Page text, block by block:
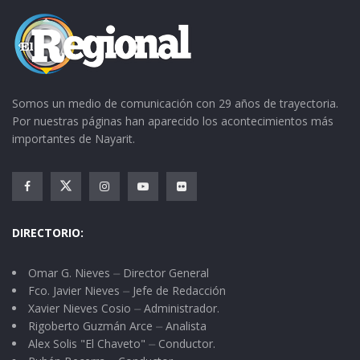
Somos un medio de comunicación con 29 años de trayectoria.
Por nuestras páginas han aparecido los acontecimientos más
importantes de Nayarit.
DIRECTORIO:
Omar G. Nieves ⏤ Director General
Fco. Javier Nieves ⏤ Jefe de Redacción
Xavier Nieves Cosio ⏤ Administrador.
Rigoberto Guzmán Arce ⏤ Analista
Alex Solis "El Chaveto" ⏤ Conductor.